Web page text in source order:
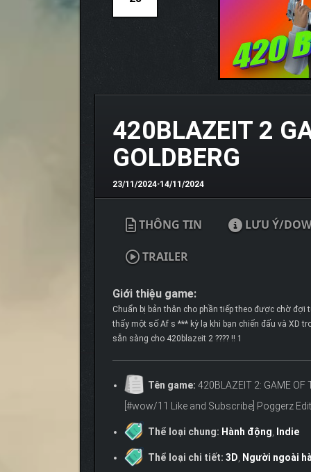
420BLAZEIT 2
GOLDBERG
23/11/2024•14/11/2024
THÔNG TIN LƯU Ý/
TRAILER
Giới thiệu game:
Chuẩn bị bản thân cho phần tiếp theo được chờ
thấy một số Af s *** kỳ lạ khi bạn chiến đấu và XD
sẵn sàng cho 420blazeit 2 ???? !! 1
Tên game: 420BLAZEIT 2: GAME
[#wow/11 Like and Subscribe] Poggerz
Thể loại chung: Hành động, Indie
Thể loại chi tiết: 3D, Người ngoài